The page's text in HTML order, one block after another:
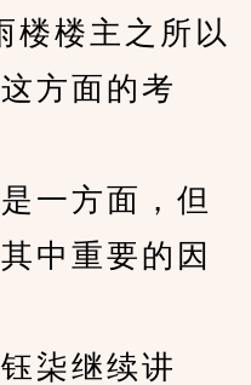
楼主之所以
方面的考
方面，但
中重要的因
柒继续讲